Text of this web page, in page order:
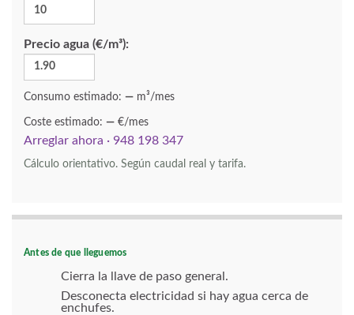
Precio agua (€/m³):
Consumo estimado: — m³/mes
Coste estimado: — €/mes
Arreglar ahora · 948 198 347
Cálculo orientativo. Según caudal real y tarifa.
Antes de que lleguemos
Cierra la llave de paso general.
Desconecta electricidad si hay agua cerca de
enchufes.